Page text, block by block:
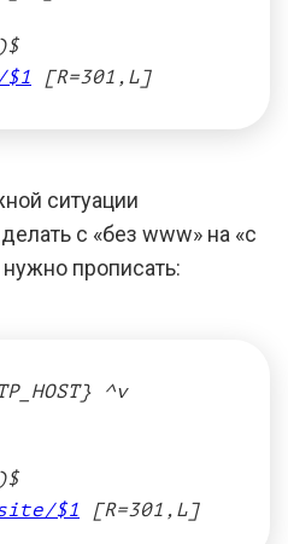
[R=301,L]
ситуации
с «без www» на «с
прописать:
^v
$1 [R=301,L]